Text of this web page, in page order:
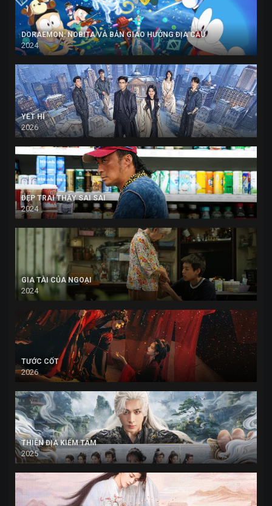
DORAEMON: NOBITA VÀ BẢN GIAO HƯỞNG ĐỊA CẦU
2024
YẾT HÍ
2026
ĐẸP TRAI THẤY SAI SAI
2024
GIA TÀI CỦA NGOẠI
2024
TƯỚC CỐT
2026
THIÊN ĐỊA KIẾM TÂM
2025